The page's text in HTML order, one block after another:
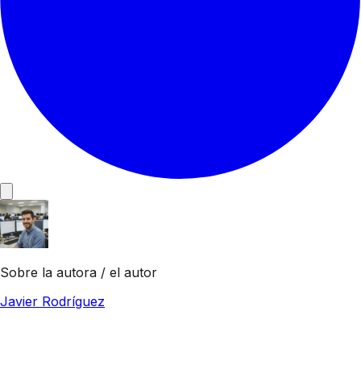
Sobre la autora / el autor
Javier Rodríguez